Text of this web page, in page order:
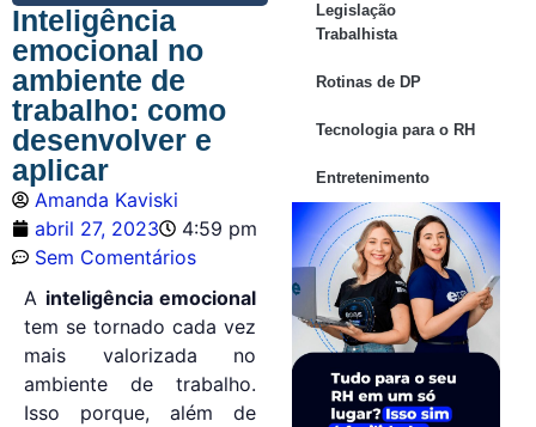
Inteligência
emocional no
ambiente de
trabalho: como
desenvolver e
aplicar
Amanda Kaviski
abril 27, 2023
4:59 pm
Sem Comentários
A inteligência emocional
tem se tornado cada vez
mais valorizada no
ambiente de trabalho.
Isso porque, além de
Legislação
Trabalhista
Rotinas de DP
Tecnologia para o RH
Entretenimento